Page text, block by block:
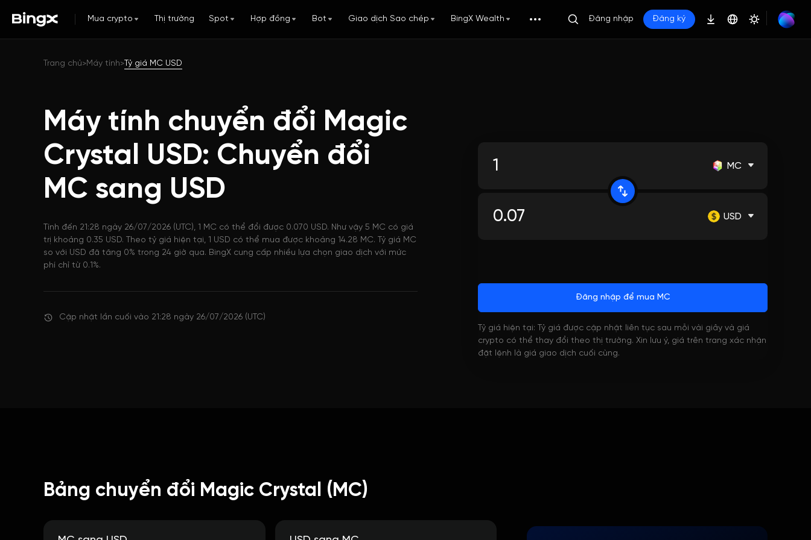
Mua crypto Thị trường Spot Hợp đồng Bot Giao dịch Sao chép BingX Wealth Đăng nhập Đăng ký
Trang chủ>Máy tính> Tỷ giá MC USD
Máy tính chuyển đổi Magic
Crystal USD: Chuyển đổi
MC sang USD
Tính đến 21:28 ngày 26/07/2026 (UTC), 1 MC có thể đổi được 0.070 USD. Như vậy 5 MC có giá
trị khoảng 0.35 USD. Theo tỷ giá hiện tại, 1 USD có thể mua được khoảng 14.28 MC. Tỷ giá MC
so với USD đã tăng 0% trong 24 giờ qua. BingX cung cấp nhiều lựa chọn giao dịch với mức
phí chỉ từ 0.1%.
Cập nhật lần cuối vào 21:28 ngày 26/07/2026 (UTC)
MC
USD
Đăng nhập để mua MC
Tỷ giá hiện tại: Tỷ giá được cập nhật liên tục sau mỗi vài giây và giá
crypto có thể thay đổi theo thị trường. Xin lưu ý, giá trên trang xác nhận
đặt lệnh là giá giao dịch cuối cùng.
Bảng chuyển đổi Magic Crystal (MC)